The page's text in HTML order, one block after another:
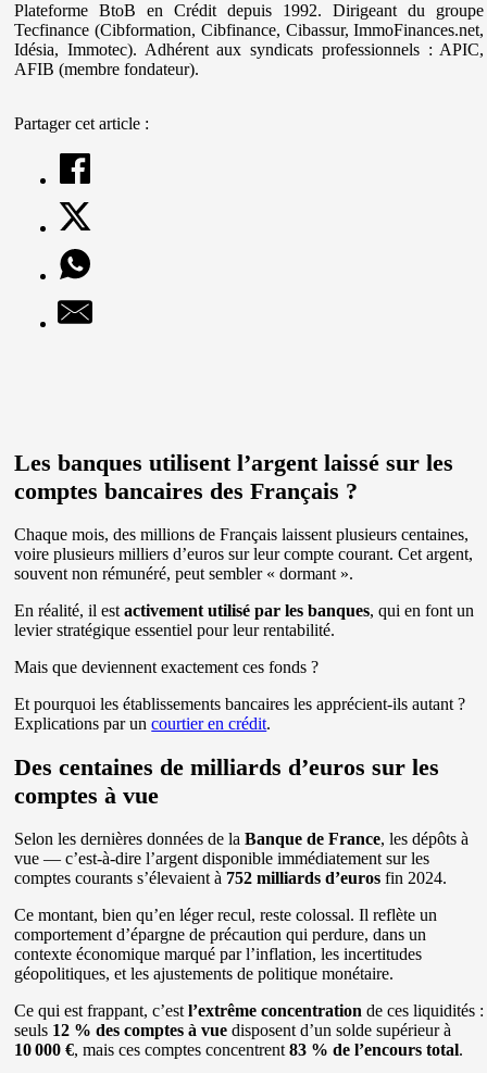
Plateforme BtoB en Crédit depuis 1992. Dirigeant du groupe
Tecfinance (Cibformation, Cibfinance, Cibassur, ImmoFinances.net,
Idésia, Immotec). Adhérent aux syndicats professionnels : APIC,
AFIB (membre fondateur).
Partager cet article :
Les banques utilisent l’argent laissé sur les
comptes bancaires des Français ?
Chaque mois, des millions de Français laissent plusieurs centaines,
voire plusieurs milliers d’euros sur leur compte courant. Cet argent,
souvent non rémunéré, peut sembler « dormant ».
En réalité, il estactivement utilisé par les banques, qui en font un
levier stratégique essentiel pour leur rentabilité.
Mais que deviennent exactement ces fonds ?
Et pourquoi les établissements bancaires les apprécient-ils autant ?
Explications par uncourtier en crédit.
Des centaines de milliards d’euros sur les
comptes à vue
Selon les dernières données de laBanque de France, les dépôts à
vue — c’est-à-dire l’argent disponible immédiatement sur les
comptes courants s’élevaient à 752 milliards d’euros fin 2024.
Ce montant, bien qu’en léger recul, reste colossal. Il reflète un
comportement d’épargne de précaution qui perdure, dans un
contexte économique marqué par l’inflation, les incertitudes
géopolitiques, et les ajustements de politique monétaire.
Ce qui est frappant, c’estl’extrême concentration de ces liquidités :
seuls 12 % des comptes à vue disposent d’un solde supérieur à
10 000 €, mais ces comptes concentrent83 % de l’encours total.